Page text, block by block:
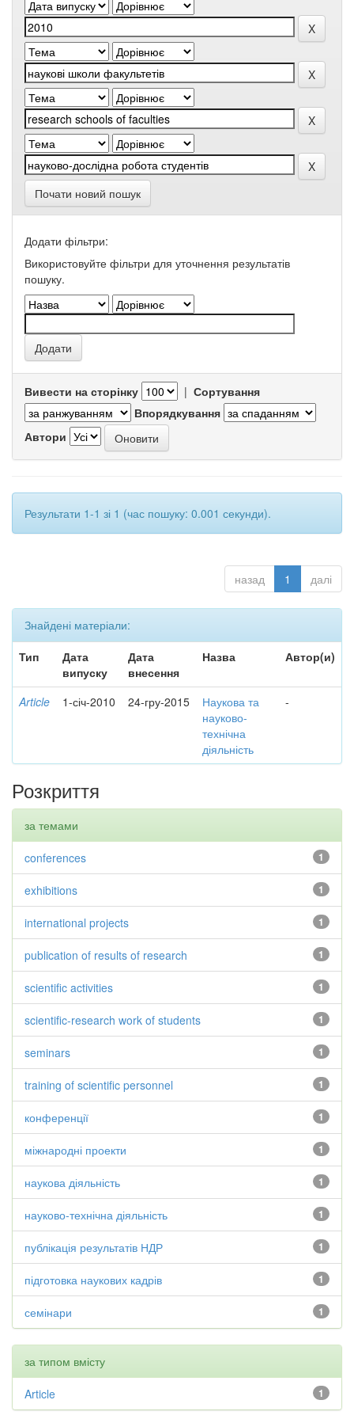
Почати новий пошук
Додати фільтри:
Використовуйте фільтри для уточнення результатів
пошуку.
Вивести на сторінку | Сортування
Впорядкування
Автори
Результати 1-1 зі 1 (час пошуку: 0.001 секунди).
назад 1 далі
Знайдені матеріали:
Тип
Дата
випуску
Дата
внесення
Назва Автор(и)
Article 1-січ-2010 24-гру-2015
Наукова та
науково-
технічна
діяльність
-
Розкриття
за темами
1
conferences
1
exhibitions
1
international projects
1
publication of results of research
1
scientific activities
1
scientific-research work of students
1
seminars
1
training of scientific personnel
1
конференції
1
міжнародні проекти
1
наукова діяльність
1
науково-технічна діяльність
1
публікація результатів НДР
1
підготовка наукових кадрів
1
семінари
за типом вмісту
1
Article